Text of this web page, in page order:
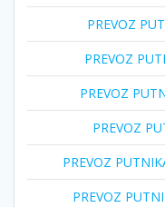
PREVOZ
PREVOZ
PREVOZ
PREVOZ
PREVOZ
PREVOZ